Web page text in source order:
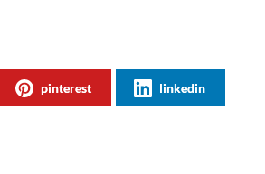
pinterest linkedin